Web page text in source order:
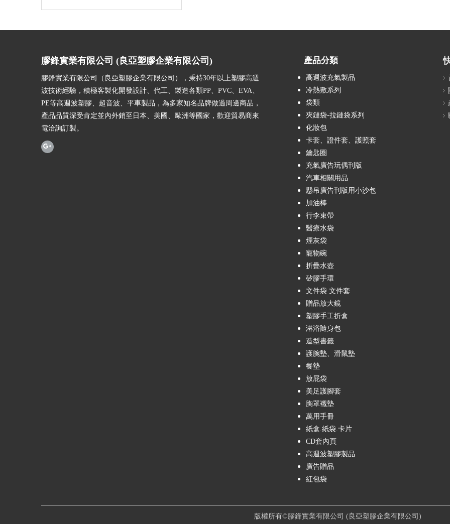
膠鋒實業有限公司 (良亞塑膠企業有限公司)
膠鋒實業有限公司（良亞塑膠企業有限公司），秉持30年以上塑膠高週
波技術經驗，積極客製化開發設計、代工、製造各類PP、PVC、EVA、
PE等高週波塑膠、超音波、平車製品，為多家知名品牌做過周邊商品，
產品品質深受肯定並內外銷至日本、美國、歐洲等國家，歡迎貿易商來
電洽詢訂製。
產品分類
高週波充氣製品
冷熱敷系列
袋類
夾鏈袋-拉鏈袋系列
化妝包
卡套、證件套、護照套
鑰匙圈
充氣廣告玩偶刊版
汽車相關用品
懸吊廣告刊版用小沙包
加油棒
行李束帶
醫療水袋
煙灰袋
寵物碗
折疊水壺
矽膠手環
文件袋 文件套
贈品放大鏡
塑膠手工折盒
淋浴隨身包
造型書籤
護腕墊、滑鼠墊
餐墊
放屁袋
美足護腳套
胸罩襯墊
萬用手冊
紙盒.紙袋.卡片
CD套內頁
高週波塑膠製品
廣告贈品
紅包袋
版權所有©膠鋒實業有限公司 (良亞塑膠企業有限公司)